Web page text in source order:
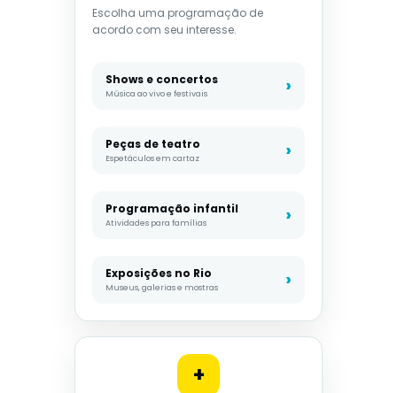
Escolha uma programação de
acordo com seu interesse.
Shows e concertos
Música ao vivo e festivais
Peças de teatro
Espetáculos em cartaz
Programação infantil
Atividades para famílias
Exposições no Rio
Museus, galerias e mostras
+